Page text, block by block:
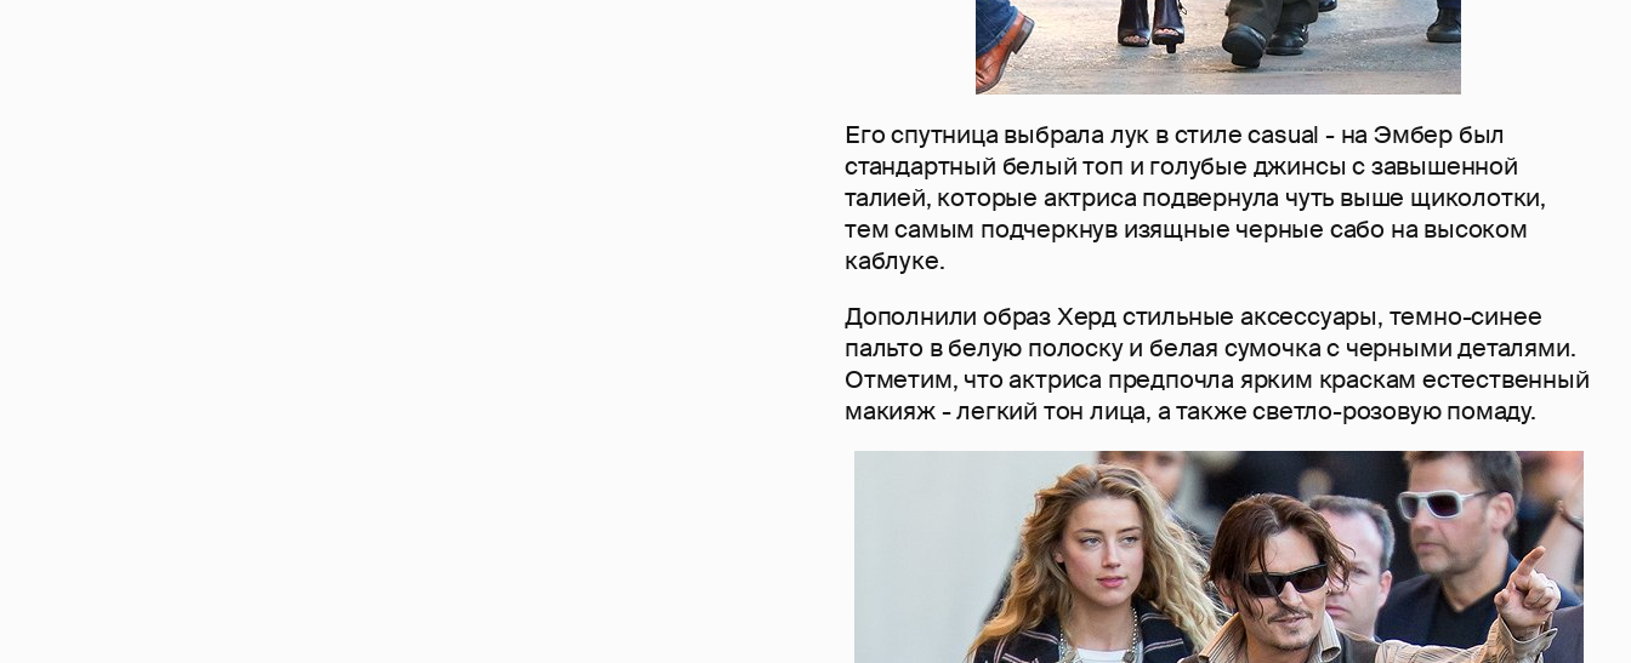
Его спутница выбрала лук в стиле casual - на Эмбер был
стандартный белый топ и голубые джинсы с завышенной
талией, которые актриса подвернула чуть выше щиколотки,
тем самым подчеркнув изящные черные сабо на высоком
каблуке.
Дополнили образ Херд стильные аксессуары, темно-синее
пальто в белую полоску и белая сумочка с черными деталями.
Отметим, что актриса предпочла ярким краскам естественный
макияж - легкий тон лица, а также светло-розовую помаду.